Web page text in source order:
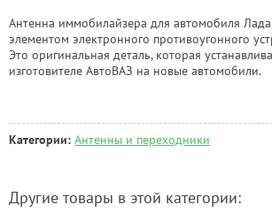
Антенна иммобилайзера для автомобиля Лада
элементом электронного противоугонного
Это оригинальная деталь, которая
изготовителе АвтоВАЗ на новые автомобили.
Категории: Антенны и переходники
Другие товары в этой категории: